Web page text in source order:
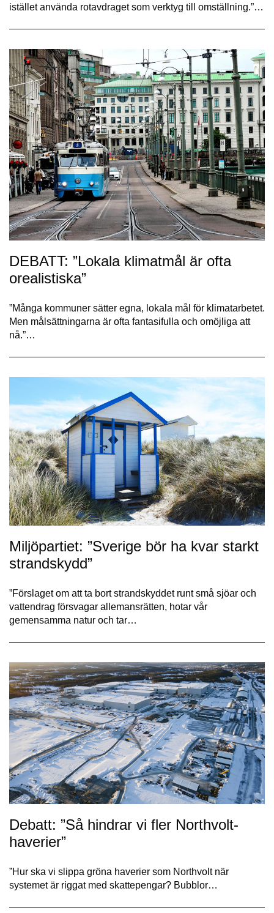
istället använda rotavdraget som verktyg till omställning.”…
DEBATT: ”Lokala klimatmål är ofta
orealistiska”
”Många kommuner sätter egna, lokala mål för klimat­arbetet.
Men målsättningarna är ofta fantasifulla och omöjliga att
nå.”…
Miljöpartiet: ”Sverige bör ha kvar starkt
strandskydd”
”Förslaget om att ta bort strandskyddet runt små sjöar och
vattendrag försvagar allemans­rätten, hotar vår
gemensamma natur och tar…
Debatt: ”Så hindrar vi fler Northvolt-
haverier”
”Hur ska vi slippa gröna haverier som Northvolt när
systemet är riggat med skatte­pengar? Bubblor…